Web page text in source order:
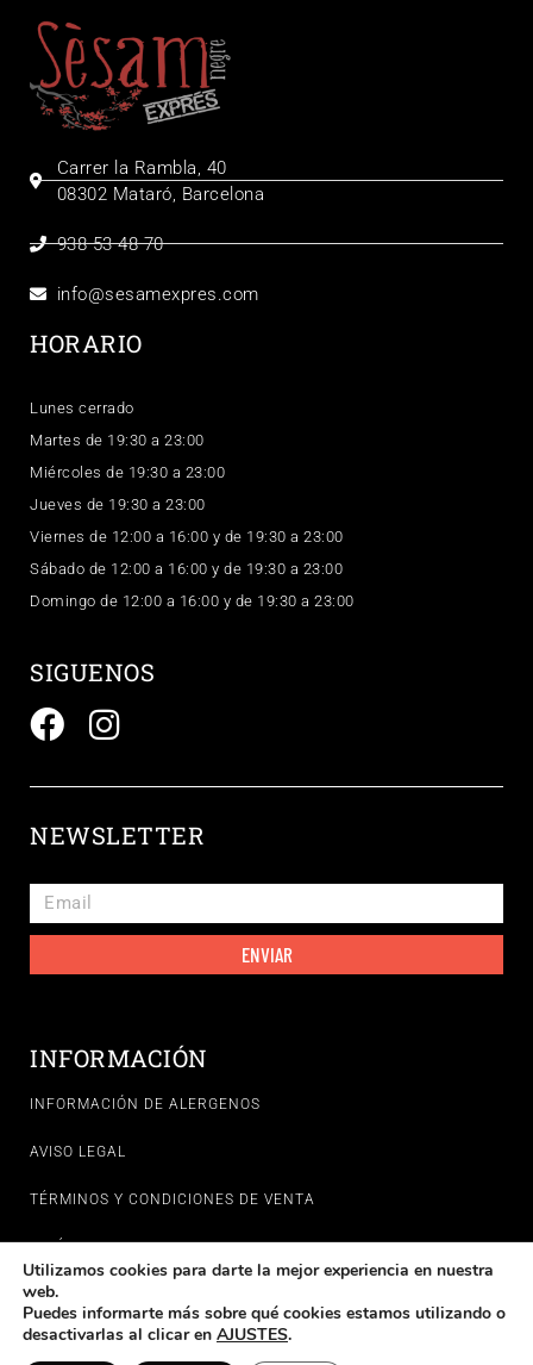
Carrer la Rambla, 40
08302 Mataró, Barcelona
938 53 48 70
info@sesamexpres.com
HORARIO
Lunes cerrado
Martes de 19:30 a 23:00
Miércoles de 19:30 a 23:00
Jueves de 19:30 a 23:00
Viernes de 12:00 a 16:00 y de 19:30 a 23:00
Sábado de 12:00 a 16:00 y de 19:30 a 23:00
Domingo de 12:00 a 16:00 y de 19:30 a 23:00
SIGUENOS
NEWSLETTER
ENVIAR
INFORMACIÓN
INFORMACIÓN DE ALERGENOS
AVISO LEGAL
TÉRMINOS Y CONDICIONES DE VENTA
POLÍTICAS DE PRIVACIDAD
POLÍTICA DE COOKIES
¡Tienda on-line cerrada! Volveremos a tomar pedidos en
30 Horas 22 Minutos
Utilizamos cookies para darte la mejor experiencia en nuestra
web.
Puedes informarte más sobre qué cookies estamos utilizando o
desactivarlas al clicar en AJUSTES.